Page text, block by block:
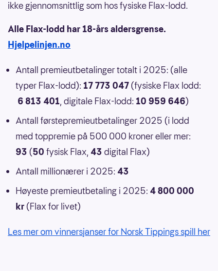
ikke gjennomsnittlig som hos fysiske Flax-lodd.
Alle Flax-lodd har 18-års aldersgrense.
Hjelpelinjen.no
Antall premieutbetalinger totalt i 2025: (alle
typer Flax-lodd): 17 773 047 (fysiske Flax lodd:
6 813 401, digitale Flax-lodd: 10 959 646)
Antall førstepremieutbetalinger 2025 (i lodd
med toppremie på 500 000 kroner eller mer:
93 (50 fysisk Flax, 43 digital Flax)
Antall millionærer i 2025: 43
Høyeste premieutbetaling i 2025: 4 800 000
kr (Flax for livet)
Les mer om vinnersjanser for Norsk Tippings spill her